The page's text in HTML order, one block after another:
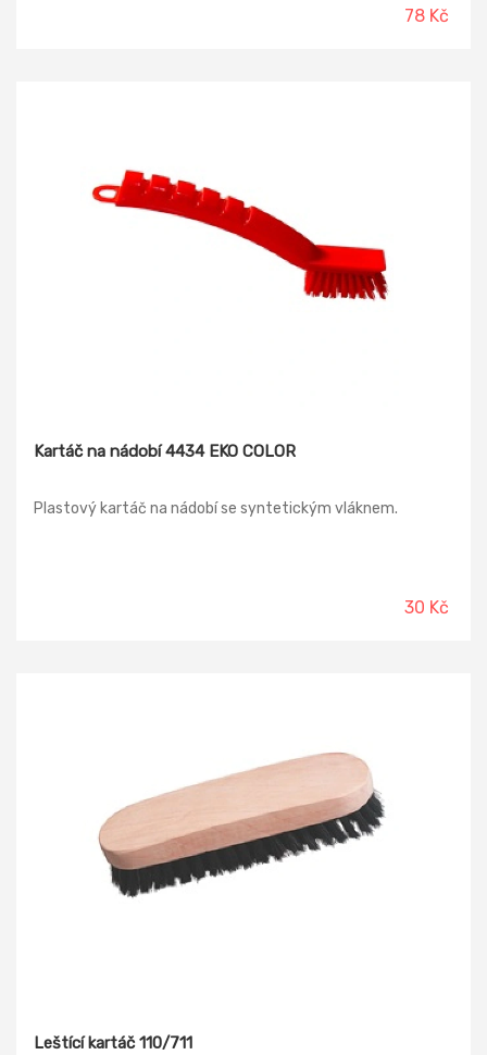
78 Kč
Kartáč na nádobí 4434 EKO COLOR
Plastový kartáč na nádobí se syntetickým vláknem.
30 Kč
Leštící kartáč 110/711